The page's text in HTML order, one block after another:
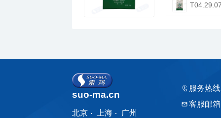
suo-ma.cn
北京 上海 广州
服务热
客服邮